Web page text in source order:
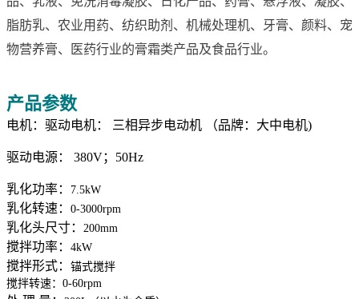
脂肪乳、农业用药、纺织助剂、机械处理机、牙膏、颜料、宠
物营养膏、医药行业的膏霜类产品及食品行业。
产品参数
电机：驱动电机： 三相异步电动机 （品牌：大中电机)
驱动电源： 380V；50Hz
乳化功率： 7.5kW
乳化转速： 0-3000rpm
乳化头尺寸： 200mm
搅拌功率： 4kW
搅拌形式： 锚式搅拌
搅拌转速：0-60rpm